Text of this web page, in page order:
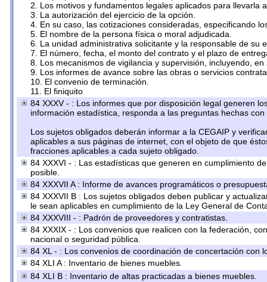
2. Los motivos y fundamentos legales aplicados para llevarla
3. La autorización del ejercicio de la opción.
4. En su caso, las cotizaciones consideradas, especificando
5. El nombre de la persona física o moral adjudicada.
6. La unidad administrativa solicitante y la responsable de su
7. El número, fecha, el monto del contrato y el plazo de
8. Los mecanismos de vigilancia y supervisión, incluyendo,
9. Los informes de avance sobre las obras o servicios
10. El convenio de terminación.
11. El finiquito
84 XXXV - : Los informes que por disposición legal generen
información estadística, responda a las preguntas hechas
Los sujetos obligados deberán informar a la CEGAIP y
aplicables a sus páginas de internet, con el objeto de que
fracciones aplicables a cada sujeto obligado.
84 XXXVI - : Las estadísticas que generen en cumplimiento
posible.
84 XXXVII A : Informe de avances programáticos o
84 XXXVII B : Los sujetos obligados deben publicar y
le sean aplicables en cumplimiento de la Ley General de
84 XXXVIII - : Padrón de proveedores y contratistas.
84 XXXIX - : Los convenios que realicen con la federación,
nacional o seguridad pública.
84 XL - : Los convenios de coordinación de concertación con
84 XLI A : Inventario de bienes muebles.
84 XLI B : Inventario de altas practicadas a bienes muebles.